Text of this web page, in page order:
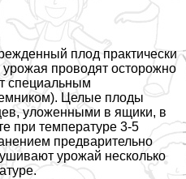
плод пpaктически
проводят осторожно
специальным
Целые плоды
уложенными в ящики, в
при температуре 3-5
предварительно
урожай несколько